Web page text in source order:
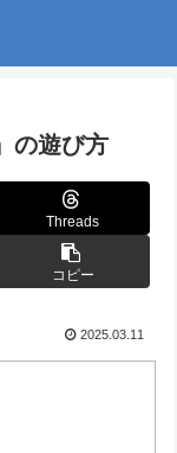
の遊び方
Threads
コピー
2025.03.11